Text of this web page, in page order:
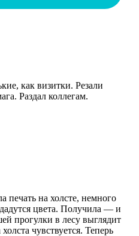
как визитки. Резали
Раздал коллегам.
печать на холсте, немного
цвета. Получила — и
прогулки в лесу выглядит
чувствуется. Теперь